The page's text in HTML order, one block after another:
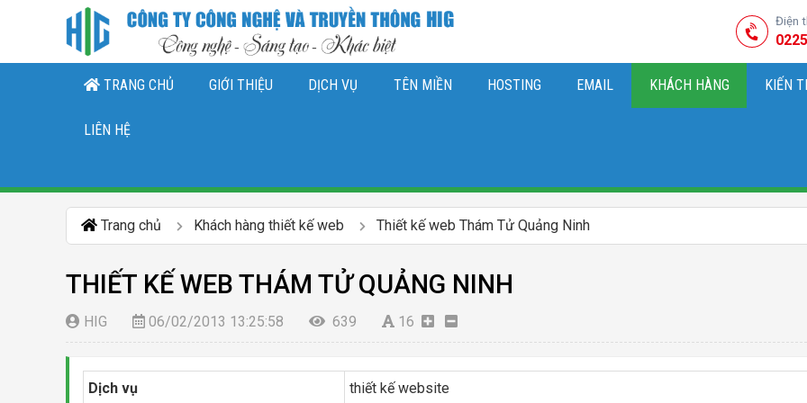
Điện
TRANG CHỦ GIỚI THIỆU DỊCH VỤ TÊN MIỀN HOSTING EMAIL KHÁCH HÀNG KIẾN
LIÊN HỆ
Trang chủ Khách hàng thiết kế web Thiết kế web Thám Tử Quảng Ninh
THIẾT KẾ WEB THÁM TỬ QUẢNG NINH
HIG 06/02/2013 13:25:58 639 16
Dịch vụ thiết kế website